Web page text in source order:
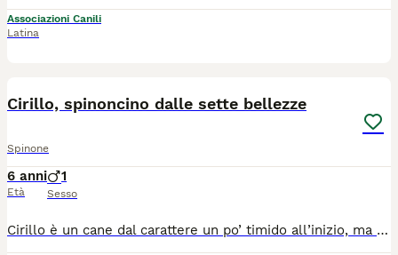
Associazioni Canili
Latina
Cirillo, spinoncino dalle sette bellezze
Spinone
6 anni
Età
1
Sesso
Cirillo è un cane dal carattere un po’ timido all’inizio, ma mostra equilibrio nel relazionarsi con noi, segno, questo, che ha solo bisogno di un po’ di pazienza da parte nostra per vincere la sua insicurezza iniziale. Date la possibilità a Cirillo di sfoderare, nelle vostre passeggiate, la sua fiera maestosità leoncina, e chi lo sa, magari un giorno potrebbe pure imparare a ruggire! 🤣 E' nato a settembre del 2019, taglia medio piccola, vive con una femmina in box e sa andare al guinzaglio. Si trova presso il canile Galileo Galilei di Latina, si affida vaccinato, microchippato e sterilizzato, con preaffido ed iter di adozione, adottabile al centro e nord Italia. Per info sulla sua adozione: ****** Se non rispondiamo subito è perché siamo a lavoro, inviate un messaggio e sarete ricontattati. Grazie